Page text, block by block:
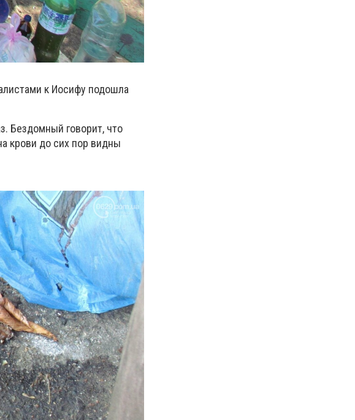
к Иосифу подошла
Бездомный говорит, что
крови до сих пор видны